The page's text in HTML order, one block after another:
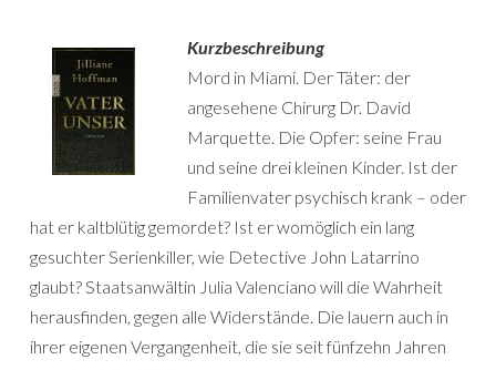
Kurzbeschreibung
Mord in Miami. Der Täter: der
angesehene Chirurg Dr. David
Marquette. Die Opfer: seine Frau
und seine drei kleinen Kinder. Ist der
Familienvater psychisch krank – oder
hat er kaltblütig gemordet? Ist er womöglich ein lang
gesuchter Serienkiller, wie Detective John Latarrino
glaubt? Staatsanwältin Julia Valenciano will die Wahrheit
herausfinden, gegen alle Widerstände. Die lauern auch in
ihrer eigenen Vergangenheit, die sie seit fünfzehn Jahren